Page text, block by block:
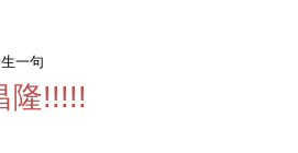
一句
隆!!!!!